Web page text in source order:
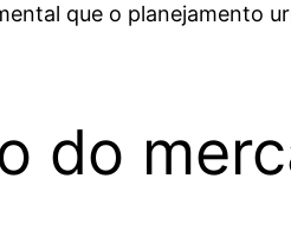
que o planejamento
do